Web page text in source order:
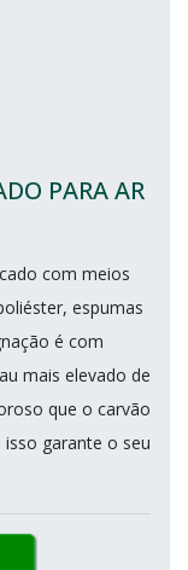
PARA AR
com meios
espumas
é com
mais elevado de
que o carvão
garante o seu